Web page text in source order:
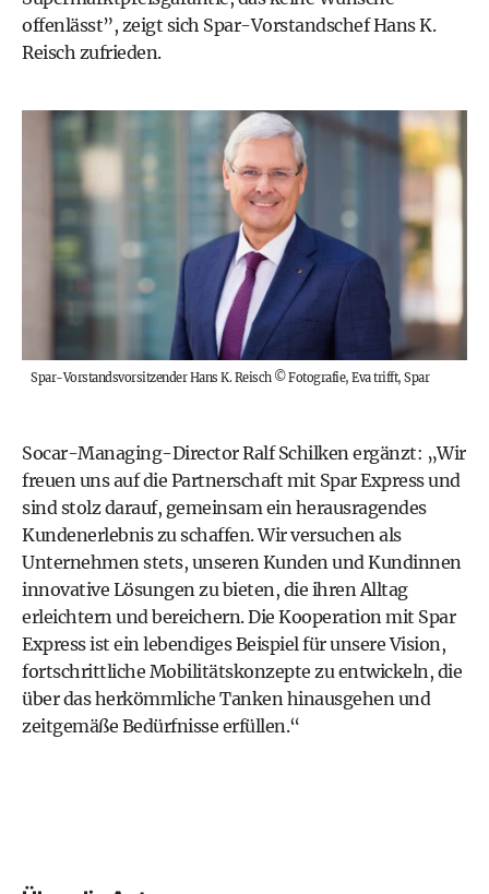
offenlässt”, zeigt sich Spar-Vorstandschef Hans K.
Reisch zufrieden.
Spar-Vorstandsvorsitzender Hans K. Reisch©Fotografie, Eva trifft, Spar
Socar-Managing-Director Ralf Schilken ergänzt: „Wir
freuen uns auf die Partnerschaft mit Spar Express und
sind stolz darauf, gemeinsam ein herausragendes
Kundenerlebnis zu schaffen. Wir versuchen als
Unternehmen stets, unseren Kunden und Kundinnen
innovative Lösungen zu bieten, die ihren Alltag
erleichtern und bereichern. Die Kooperation mit Spar
Express ist ein lebendiges Beispiel für unsere Vision,
fortschrittliche Mobilitätskonzepte zu entwickeln, die
über das herkömmliche Tanken hinausgehen und
zeitgemäße Bedürfnisse erfüllen.“